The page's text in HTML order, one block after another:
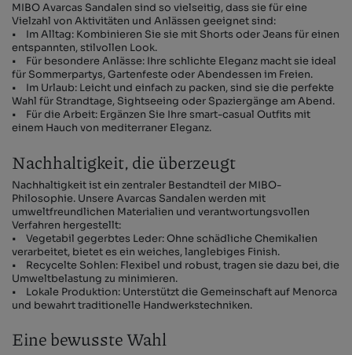
MIBO Avarcas Sandalen sind so vielseitig, dass sie für eine
Vielzahl von Aktivitäten und Anlässen geeignet sind:
• Im Alltag: Kombinieren Sie sie mit Shorts oder Jeans für einen
entspannten, stilvollen Look.
• Für besondere Anlässe: Ihre schlichte Eleganz macht sie ideal
für Sommerpartys, Gartenfeste oder Abendessen im Freien.
• Im Urlaub: Leicht und einfach zu packen, sind sie die perfekte
Wahl für Strandtage, Sightseeing oder Spaziergänge am Abend.
• Für die Arbeit: Ergänzen Sie Ihre smart-casual Outfits mit
einem Hauch von mediterraner Eleganz.
Nachhaltigkeit, die überzeugt
Nachhaltigkeit ist ein zentraler Bestandteil der MIBO-
Philosophie. Unsere Avarcas Sandalen werden mit
umweltfreundlichen Materialien und verantwortungsvollen
Verfahren hergestellt:
• Vegetabil gegerbtes Leder: Ohne schädliche Chemikalien
verarbeitet, bietet es ein weiches, langlebiges Finish.
• Recycelte Sohlen: Flexibel und robust, tragen sie dazu bei, die
Umweltbelastung zu minimieren.
• Lokale Produktion: Unterstützt die Gemeinschaft auf Menorca
und bewahrt traditionelle Handwerkstechniken.
Eine bewusste Wahl